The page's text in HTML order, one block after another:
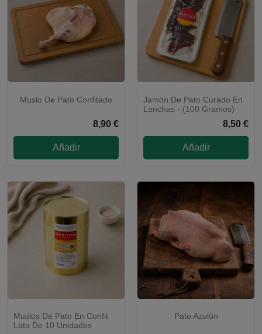
Muslo De Pato Confitado
8,90 €
Añadir
Jamón De Pato Curado En
Lonchas - (100 Gramos)
8,50 €
Añadir
Muslos De Pato En Confit
Lata De 10 Unidades
Pato Azulón